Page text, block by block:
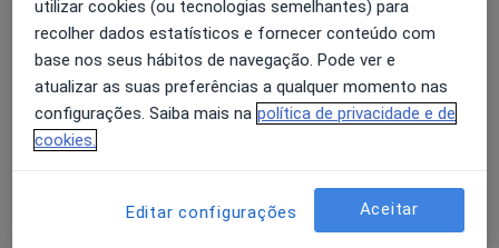
reflexão para crianças - no espaço terapêutico
Primeiro Direito.
Membro Efetivo da Ordem dos Psicólogos
Portugueses.
Perturbações do comportamento
Transtornos Mentais Diagnosticados na Infância
Pacientes que trato
Adultos
Mostrar mais detalhes
utilizar cookies (ou tecnologias semelhantes) para
recolher dados estatísticos e fornecer conteúdo com
base nos seus hábitos de navegação. Pode ver e
atualizar as suas preferências a qualquer momento nas
configurações. Saiba mais na política de privacidade e de
cookies.
Editar configurações Aceitar